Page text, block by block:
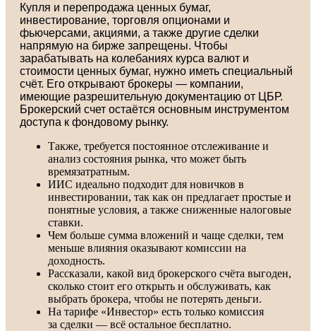
Купля и перепродажа ценных бумаг,
инвестирование, торговля опционами и
фьючерсами, акциями, а также другие сделки
напрямую на бирже запрещены. Чтобы
зарабатывать на колебаниях курса валют и
стоимости ценных бумаг, нужно иметь специальный
счёт. Его открывают брокеры — компании,
имеющие разрешительную документацию от ЦБР.
Брокерский счет остаётся основным инструментом
доступа к фондовому рынку.
Также, требуется постоянное отслеживание и
анализ состояния рынка, что может быть
времязатратным.
ИИС идеально подходит для новичков в
инвестировании, так как он предлагает простые и
понятные условия, а также сниженные налоговые
ставки.
Чем больше сумма вложений и чаще сделки, тем
меньше влияния оказывают комиссии на
доходность.
Рассказали, какой вид брокерского счёта выгоден,
сколько стоит его открыть и обслуживать, как
выбрать брокера, чтобы не потерять деньги.
На тарифе «Инвестор» есть только комиссия
за сделки — всё остальное бесплатно.